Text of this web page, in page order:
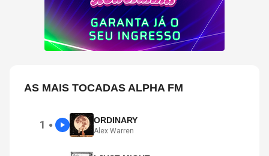
AS MAIS TOCADAS ALPHA FM
1 ● ORDINARY
Alex Warren